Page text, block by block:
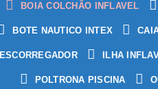
BOIA COLCHÃO INFLAVEL
BOTE NAUTICO INTEX
ESCORREGADOR ILHA
POLTRONA PISCINA